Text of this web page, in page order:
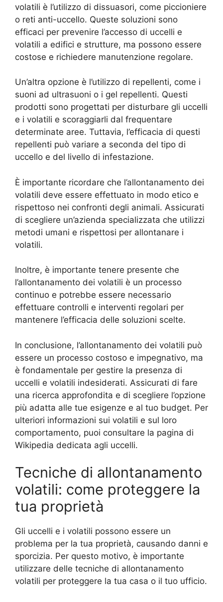
volatili è l’utilizzo di dissuasori, come piccioniere
o reti anti-uccello. Queste soluzioni sono
efficaci per prevenire l’accesso di uccelli e
volatili a edifici e strutture, ma possono essere
costose e richiedere manutenzione regolare.
Un’altra opzione è l’utilizzo di repellenti, come i
suoni ad ultrasuoni o i gel repellenti. Questi
prodotti sono progettati per disturbare gli uccelli
e i volatili e scoraggiarli dal frequentare
determinate aree. Tuttavia, l’efficacia di questi
repellenti può variare a seconda del tipo di
uccello e del livello di infestazione.
È importante ricordare che l’allontanamento dei
volatili deve essere effettuato in modo etico e
rispettoso nei confronti degli animali. Assicurati
di scegliere un’azienda specializzata che utilizzi
metodi umani e rispettosi per allontanare i
volatili.
Inoltre, è importante tenere presente che
l’allontanamento dei volatili è un processo
continuo e potrebbe essere necessario
effettuare controlli e interventi regolari per
mantenere l’efficacia delle soluzioni scelte.
In conclusione, l’allontanamento dei volatili può
essere un processo costoso e impegnativo, ma
è fondamentale per gestire la presenza di
uccelli e volatili indesiderati. Assicurati di fare
una ricerca approfondita e di scegliere l’opzione
più adatta alle tue esigenze e al tuo budget. Per
ulteriori informazioni sui volatili e sul loro
comportamento, puoi consultare la pagina di
Wikipedia dedicata agli uccelli.
Tecniche di allontanamento
volatili: come proteggere la
tua proprietà
Gli uccelli e i volatili possono essere un
problema per la tua proprietà, causando danni e
sporcizia. Per questo motivo, è importante
utilizzare delle tecniche di allontanamento
volatili per proteggere la tua casa o il tuo ufficio.